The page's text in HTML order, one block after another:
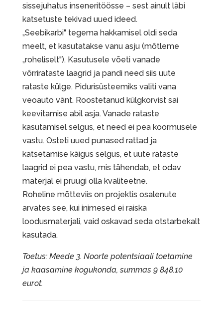
sissejuhatus inseneritöösse – sest ainult läbi
katsetuste tekivad uued ideed.
„Seebikarbi" tegema hakkamisel oldi seda
meelt, et kasutatakse vanu asju (mõtleme
„roheliselt"). Kasutusele võeti vanade
võrrirataste laagrid ja pandi need siis uute
rataste külge. Pidurisüsteemiks valiti vana
veoauto vänt. Roostetanud külgkorvist sai
keevitamise abil asja. Vanade rataste
kasutamisel selgus, et need ei pea koormusele
vastu. Osteti uued punased rattad ja
katsetamise käigus selgus, et uute rataste
laagrid ei pea vastu, mis tähendab, et odav
materjal ei pruugi olla kvaliteetne.
Roheline mõtteviis on projektis osalenute
arvates see, kui inimesed ei raiska
loodusmaterjali, vaid oskavad seda otstarbekalt
kasutada.
Toetus: Meede 3. Noorte potentsiaali toetamine
ja kaasamine kogukonda, summas 9 848.10
eurot.